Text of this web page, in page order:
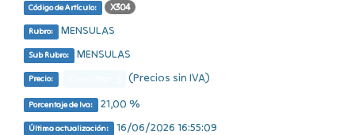
Código de Artículo: X304
Rubro: MENSULAS
Sub Rubro: MENSULAS
Precio: (Precios sin IVA)
Porcentaje de Iva: 21,00 %
Última actualización: 16/06/2026 16:55:09